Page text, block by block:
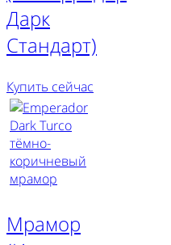
Дарк
Стандарт)
Купить сейчас
Мрамор